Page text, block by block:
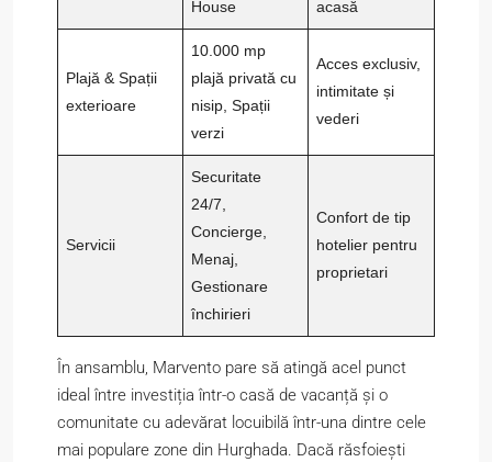
House acasă
Plajă & Spații
exterioare
10.000 mp
plajă privată cu
nisip, Spații
verzi
Acces exclusiv,
intimitate și
vederi
Servicii
Securitate
24/7,
Concierge,
Menaj,
Gestionare
închirieri
Confort de tip
hotelier pentru
proprietari
În ansamblu, Marvento pare să atingă acel punct
ideal între investiția într-o casă de vacanță și o
comunitate cu adevărat locuibilă într-una dintre cele
mai populare zone din Hurghada. Dacă răsfoiești